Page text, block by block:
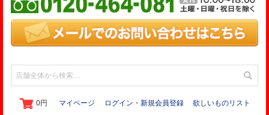
0円 マイページ ログイン・新規会員登録 欲しいものリスト